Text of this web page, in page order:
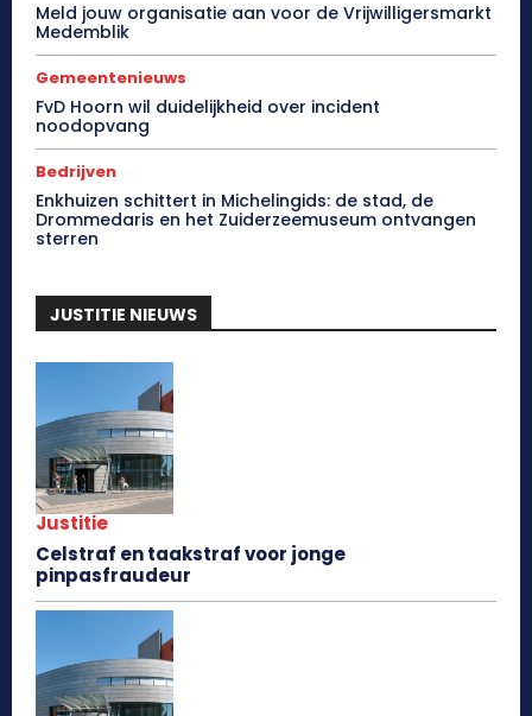
Meld jouw organisatie aan voor de Vrijwilligersmarkt
Medemblik
Gemeentenieuws
FvD Hoorn wil duidelijkheid over incident
noodopvang
Bedrijven
Enkhuizen schittert in Michelingids: de stad, de
Drommedaris en het Zuiderzeemuseum ontvangen
sterren
JUSTITIE NIEUWS
Justitie
Celstraf en taakstraf voor jonge
pinpasfraudeur